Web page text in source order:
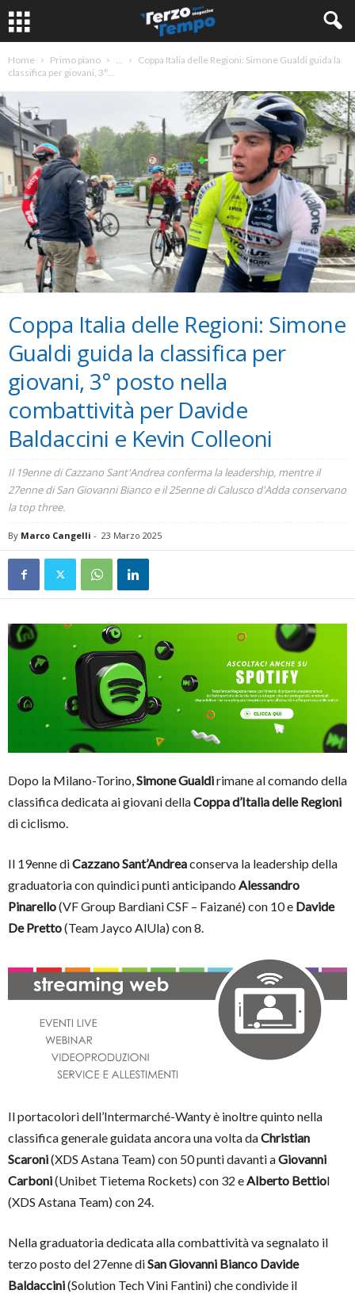
Home Primo piano ...
Coppa Italia delle Regioni: Simone Gualdi guida la
classifica per giovani, 3°...
Coppa Italia delle Regioni: Simone
Gualdi guida la classifica per
giovani, 3° posto nella
combattività per Davide
Baldaccini e Kevin Colleoni
Il 19enne di Cazzano Sant'Andrea conferma la leadership, mentre il
27enne di San Giovanni Bianco e il 25enne di Calusco d'Adda conservano
la top three.
By Marco Cangelli - 23 Marzo 2025
Dopo la Milano-Torino,Simone Gualdirimane al comando della
classifica dedicata ai giovani dellaCoppa d’Italia delle Regioni
di ciclismo.
Il 19enne diCazzano Sant’Andreaconserva la leadership della
graduatoria con quindici punti anticipando Alessandro
Pinarello(VF Group Bardiani CSF – Faizané) con 10 e Davide
De Pretto(Team Jayco AlUla) con 8.
Il portacolori dell’Intermarché-Wanty è inoltre quinto nella
classifica generale guidata ancora una volta daChristian
Scaroni(XDS Astana Team) con 50 punti davanti aGiovanni
Carboni(Unibet Tietema Rockets) con 32 eAlberto Bettiol
(XDS Astana Team) con 24.
Nella graduatoria dedicata alla combattività va segnalato il
terzo posto del 27enne diSan Giovanni Bianco Davide
Baldaccini(Solution Tech Vini Fantini) che condivide il